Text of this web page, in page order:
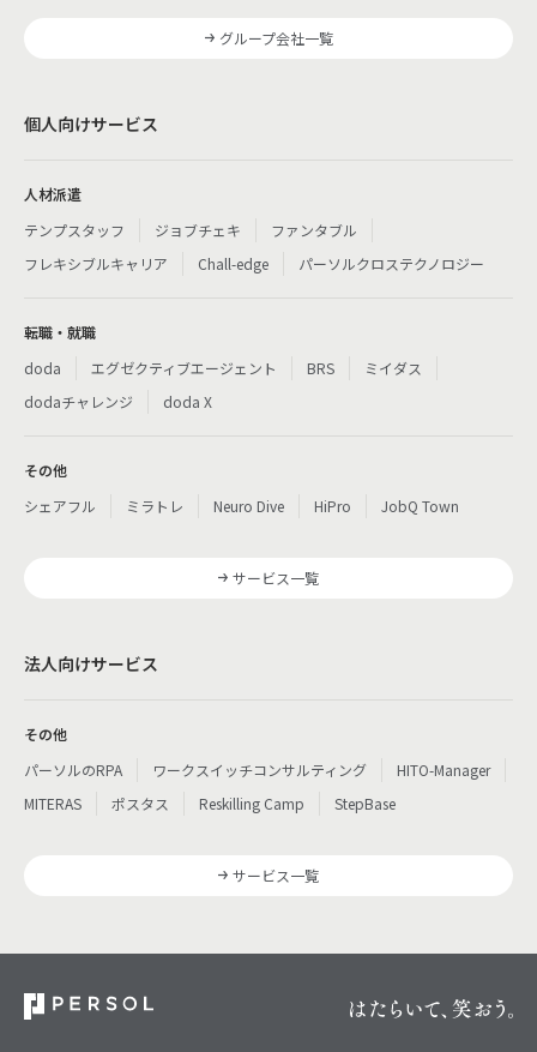
グループ会社一覧
個人向けサービス
人材派遣
テンプスタッフ
ジョブチェキ
ファンタブル
フレキシブルキャリア
Chall-edge パーソルクロステクノロジー
転職・就職
doda
エグゼクティブエージェント BRS
ミイダス
dodaチャレンジ
doda X
その他
シェアフル
ミラトレ Neuro Dive HiPro JobQ Town
サービス一覧
法人向けサービス
その他
パーソルのRPA
ワークスイッチコンサルティング
HITO-Manager
MITERAS
ポスタス Reskilling Camp StepBase
サービス一覧